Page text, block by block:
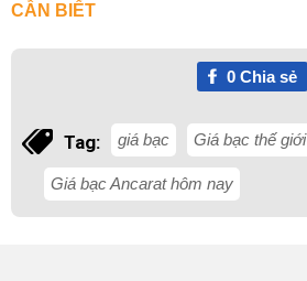
CẦN BIẾT
0Chia sẻ
Tag: giá bạc Giá bạc thế giới
Giá bạc Ancarat hôm nay